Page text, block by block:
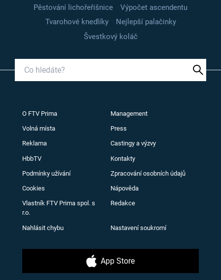
Pěstování lichořeřišnice
Výpočet ascendentu
Tvarohové knedlíky
Nejlepší palačinky
Švestkový koláč
O FTV Prima Management
Volná místa Press
Reklama Castingy a výzvy
HbbTV Kontakty
Podmínky užívání Zpracování osobních údajů
Cookies Nápověda
Vlastník FTV Prima spol. s
r.o.
Redakce
Nahlásit chybu Nastavení soukromí
App Store